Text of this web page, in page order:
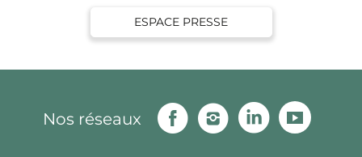
ESPACE PRESSE
Nos réseaux
FacebookInstagramLinkedin